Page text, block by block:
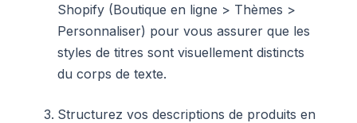
Shopify (Boutique en ligne > Thèmes >
Personnaliser) pour vous assurer que les
styles de titres sont visuellement distincts
du corps de texte.
Structurez vos descriptions de produits en